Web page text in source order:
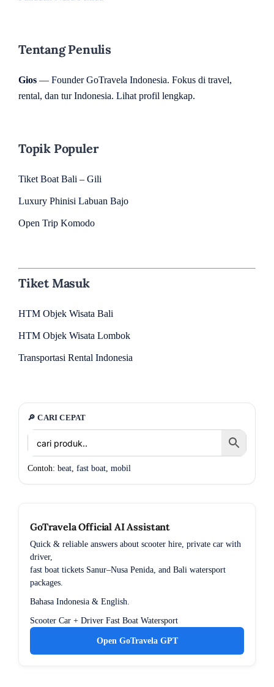
Tentang Penulis
Gios — Founder GoTravela Indonesia. Fokus di travel,
rental, dan tur Indonesia. Lihat profil lengkap.
Topik Populer
Tiket Boat Bali – Gili
Luxury Phinisi Labuan Bajo
Open Trip Komodo
Tiket Masuk
HTM Objek Wisata Bali
HTM Objek Wisata Lombok
Transportasi Rental Indonesia
🔎 CARI CEPAT
Contoh: beat, fast boat, mobil
GoTravela Official AI Assistant
Quick & reliable answers about scooter hire, private car with
driver,
fast boat tickets Sanur–Nusa Penida, and Bali watersport
packages.
Bahasa Indonesia & English.
Scooter Car + Driver Fast Boat Watersport
Open GoTravela GPT